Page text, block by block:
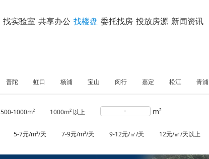
找实验室 共享办公 找楼盘 委托找房 投放房源 新闻资讯
普陀 虹口 杨浦 宝山 闵行 嘉定 松江 青浦
500-1000m² 1000m² 以上 - m²
5-7元/m²/天 7-9元/m²/天 9-12元/㎡/天 12元/㎡/天以上